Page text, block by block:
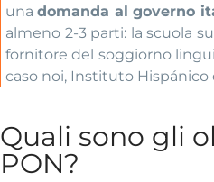
unadomanda al governo
almeno 2-3 parti: la scuola
fornitore del soggiorno
caso noi, Instituto Hispánico
Quali sono gli
PON?